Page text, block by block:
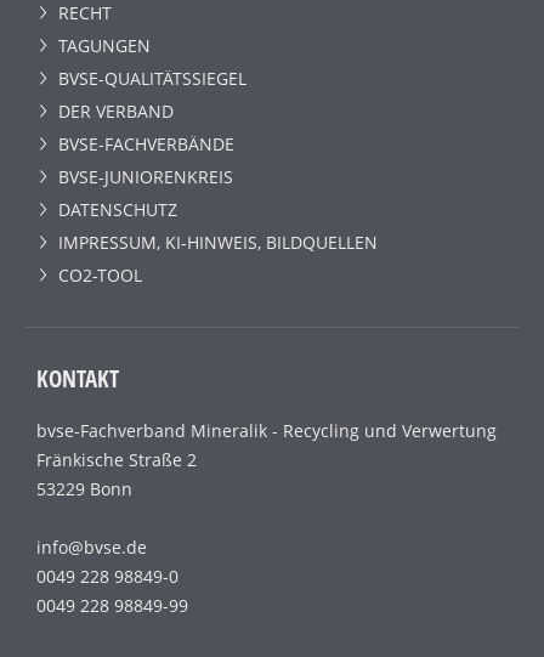
RECHT
TAGUNGEN
BVSE-QUALITÄTSSIEGEL
DER VERBAND
BVSE-FACHVERBÄNDE
BVSE-JUNIORENKREIS
DATENSCHUTZ
IMPRESSUM, KI-HINWEIS, BILDQUELLEN
CO2-TOOL
KONTAKT
bvse-Fachverband Mineralik - Recycling und Verwertung
Fränkische Straße 2
53229 Bonn
info@bvse.de
0049 228 98849-0
0049 228 98849-99